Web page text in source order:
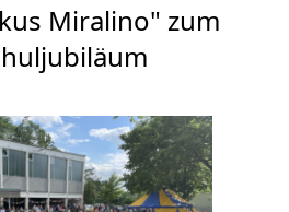
Miralino" zum